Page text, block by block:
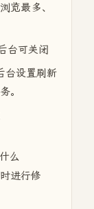
览最多、
台可关闭
台设置刷新
。
么
进行修